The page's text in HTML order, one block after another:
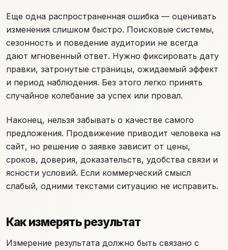
Еще одна распространенная ошибка — оценивать
изменения слишком быстро. Поисковые системы,
сезонность и поведение аудитории не всегда
дают мгновенный ответ. Нужно фиксировать дату
правки, затронутые страницы, ожидаемый эффект
и период наблюдения. Без этого легко принять
случайное колебание за успех или провал.
Наконец, нельзя забывать о качестве самого
предложения. Продвижение приводит человека на
сайт, но решение о заявке зависит от цены,
сроков, доверия, доказательств, удобства связи и
ясности условий. Если коммерческий смысл
слабый, одними текстами ситуацию не исправить.
Как измерять результат
Измерение результата должно быть связано с